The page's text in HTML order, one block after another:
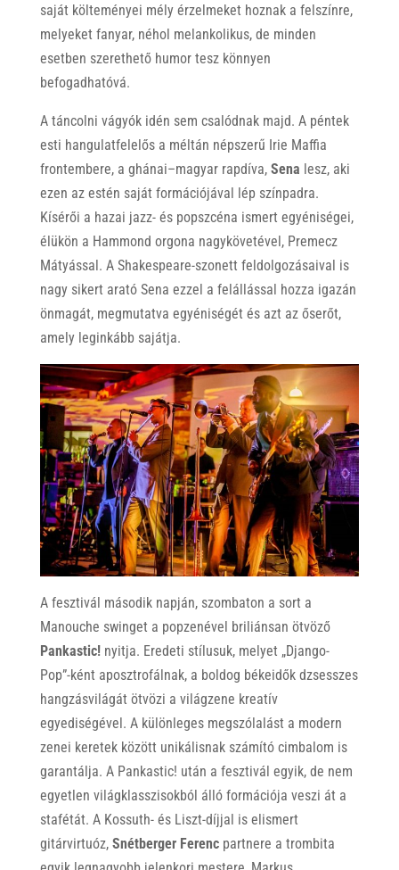
saját költeményei mély érzelmeket hoznak a felszínre,
melyeket fanyar, néhol melankolikus, de minden
esetben szerethető humor tesz könnyen
befogadhatóvá.
A táncolni vágyók idén sem csalódnak majd. A péntek
esti hangulatfelelős a méltán népszerű Irie Maffia
frontembere, a ghánai–magyar rapdíva, Sena lesz, aki
ezen az estén saját formációjával lép színpadra.
Kísérői a hazai jazz- és popszcéna ismert egyéniségei,
élükön a Hammond orgona nagykövetével, Premecz
Mátyással. A Shakespeare-szonett feldolgozásaival is
nagy sikert arató Sena ezzel a felállással hozza igazán
önmagát, megmutatva egyéniségét és azt az őserőt,
amely leginkább sajátja.
A fesztivál második napján, szombaton a sort a
Manouche swinget a popzenével briliánsan ötvöző
Pankastic!nyitja. Eredeti stílusuk, melyet „Django-
Pop”-ként aposztrofálnak, a boldog békeidők dzsesszes
hangzásvilágát ötvözi a világzene kreatív
egyediségével. A különleges megszólalást a modern
zenei keretek között unikálisnak számító cimbalom is
garantálja. A Pankastic! után a fesztivál egyik, de nem
egyetlen világklasszisokból álló formációja veszi át a
stafétát. A Kossuth- és Liszt-díjjal is elismert
gitárvirtuóz, Snétberger Ferencpartnere a trombita